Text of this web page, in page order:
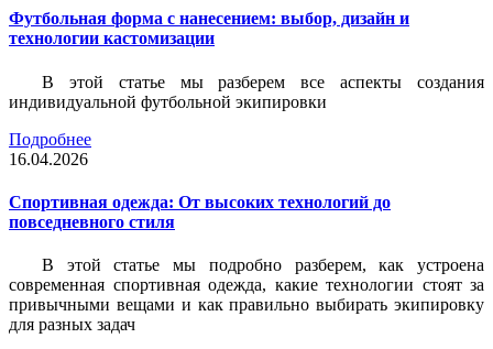
Футбольная форма с нанесением: выбор, дизайн и
технологии кастомизации
В этой статье мы разберем все аспекты создания
индивидуальной футбольной экипировки
Подробнее
16.04.2026
Спортивная одежда: От высоких технологий до
повседневного стиля
В этой статье мы подробно разберем, как устроена
современная спортивная одежда, какие технологии стоят за
привычными вещами и как правильно выбирать экипировку
для разных задач